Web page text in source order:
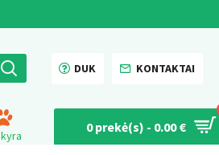
DUK KONTAKTAI
0 prekė(s) - 0.00 €